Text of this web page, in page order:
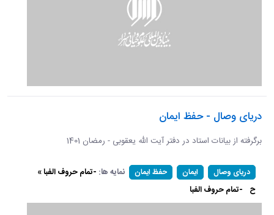
دریای وصال - حفظ ایمان
برگرفته از بیانات استاد در دفتر آیت الله یعقوبی - رمضان 1401
دریای وصال ایمان حفظ ایمان نمایه ها: -تمام حروف الفبا »
ح -تمام حروف الفبا